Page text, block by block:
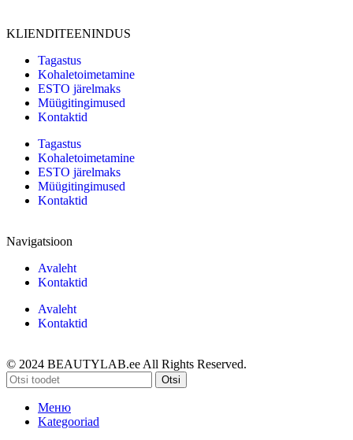
KLIENDITEENINDUS
Tagastus
Kohaletoimetamine
ESTO järelmaks
Müügitingimused
Kontaktid
Tagastus
Kohaletoimetamine
ESTO järelmaks
Müügitingimused
Kontaktid
Navigatsioon
Avaleht
Kontaktid
Avaleht
Kontaktid
© 2024 BEAUTYLAB.ee All Rights Reserved.
Otsi
Меню
Kategooriad